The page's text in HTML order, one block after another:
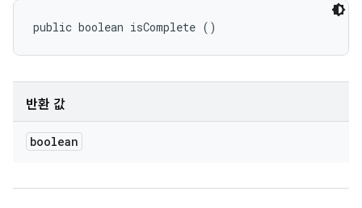
public boolean isComplete ()
반환 값
boolean